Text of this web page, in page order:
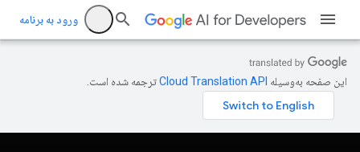
ورود به برنامه
این صفحه به‌وسیله ترجمه شده است.